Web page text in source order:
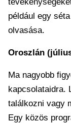
például egy
olvasása.
Oroszlán
Ma nagyobb
kapcsolataidra.
találkozni vagy
Egy közös